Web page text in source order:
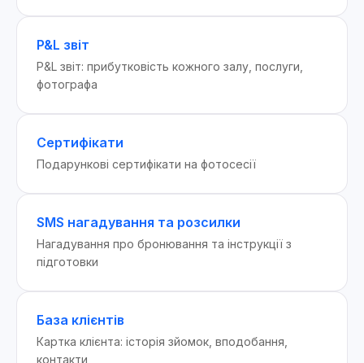
P&L звіт
P&L звіт: прибутковість кожного залу, послуги,
фотографа
Сертифікати
Подарункові сертифікати на фотосесії
SMS нагадування та розсилки
Нагадування про бронювання та інструкції з
підготовки
База клієнтів
Картка клієнта: історія зйомок, вподобання,
контакти